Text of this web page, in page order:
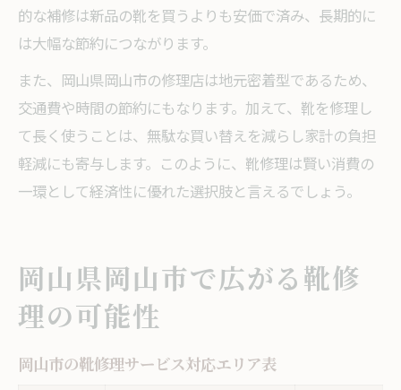
的な補修は新品の靴を買うよりも安価で済み、長期的に
は大幅な節約につながります。
また、岡山県岡山市の修理店は地元密着型であるため、
交通費や時間の節約にもなります。加えて、靴を修理し
て長く使うことは、無駄な買い替えを減らし家計の負担
軽減にも寄与します。このように、靴修理は賢い消費の
一環として経済性に優れた選択肢と言えるでしょう。
岡山県岡山市で広がる靴修
理の可能性
岡山市の靴修理サービス対応エリア表